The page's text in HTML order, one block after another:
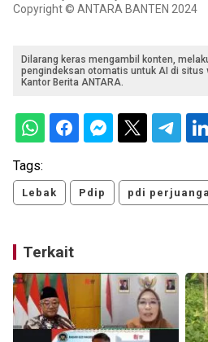
Copyright © ANTARA BANTEN 2024
Dilarang keras mengambil konten,
pengindeksan otomatis untuk AI di situs
Kantor Berita ANTARA.
Tags:
Lebak Pdip pdi
Terkait